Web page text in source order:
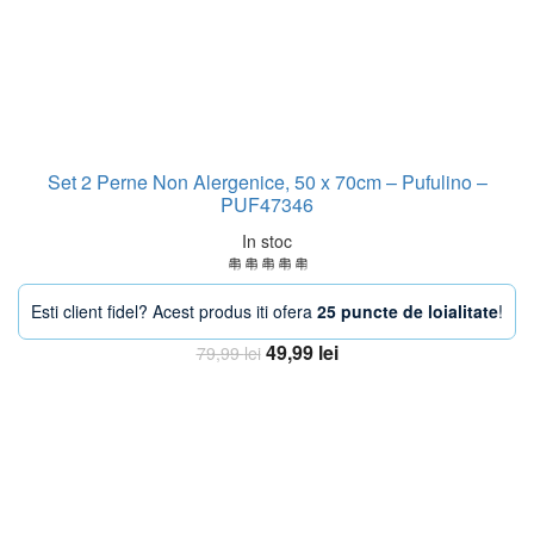
Set 2 Perne Non Alergenice, 50 x 70cm – Pufulino –
PUF47346
In stoc
Esti client fidel? Acest produs iti ofera 25 puncte de loialitate!
79,99lei Prețul
49,99 leiPrețul